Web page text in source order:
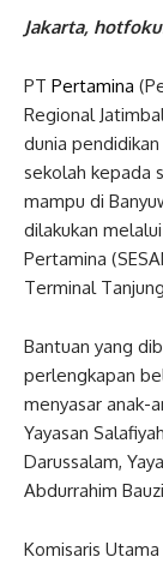
Jakarta,
PT Pertamina
Regional
dunia
sekolah kepada
mampu di
dilakukan
Pertamina
Terminal
Bantuan yang
perlengkapan
menyasar anak-
Yayasan
Darussalam,
Abdurrahim
Komisaris